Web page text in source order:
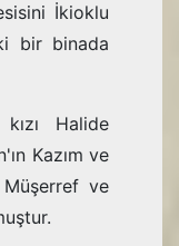
İkioklu
bir binada
Halide
Kazım ve
ve